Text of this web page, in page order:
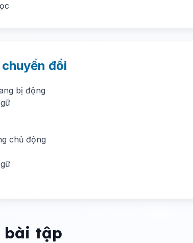
đổi
bị động
chủ động
bài tập